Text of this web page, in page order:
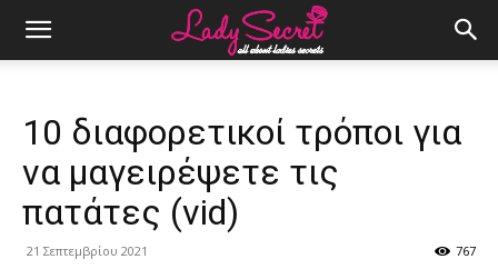
10 διαφορετικοί τρόποι για
να μαγειρέψετε τις
πατάτες (vid)
21 Σεπτεμβρίου 2021 767